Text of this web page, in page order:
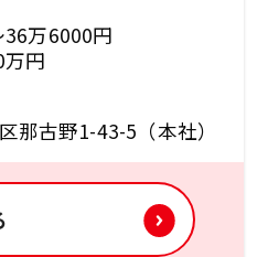
万6000円
円
那古野1-43-5（本社）